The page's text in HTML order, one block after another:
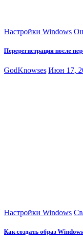
Настройки Windows
Перерегистрация после
GodKnowses Июн 17,
Настройки Windows
Как создать образ